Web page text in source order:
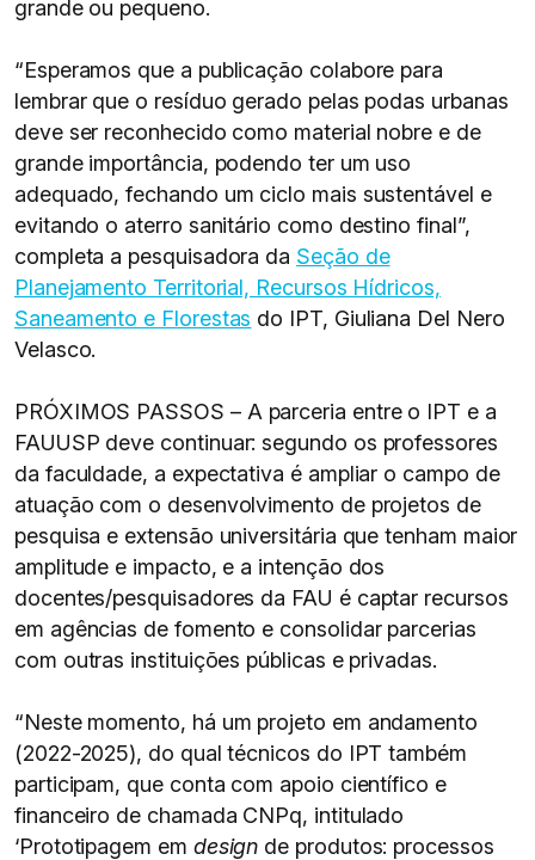
grande ou pequeno.
“Esperamos que a publicação colabore para
lembrar que o resíduo gerado pelas podas urbanas
deve ser reconhecido como material nobre e de
grande importância, podendo ter um uso
adequado, fechando um ciclo mais sustentável e
evitando o aterro sanitário como destino final”,
completa a pesquisadora da Seção de
Planejamento Territorial, Recursos Hídricos,
Saneamento e Florestas do IPT, Giuliana Del Nero
Velasco.
PRÓXIMOS PASSOS – A parceria entre o IPT e a
FAUUSP deve continuar: segundo os professores
da faculdade, a expectativa é ampliar o campo de
atuação com o desenvolvimento de projetos de
pesquisa e extensão universitária que tenham maior
amplitude e impacto, e a intenção dos
docentes/pesquisadores da FAU é captar recursos
em agências de fomento e consolidar parcerias
com outras instituições públicas e privadas.
“Neste momento, há um projeto em andamento
(2022-2025), do qual técnicos do IPT também
participam, que conta com apoio científico e
financeiro de chamada CNPq, intitulado
‘Prototipagem em design de produtos: processos